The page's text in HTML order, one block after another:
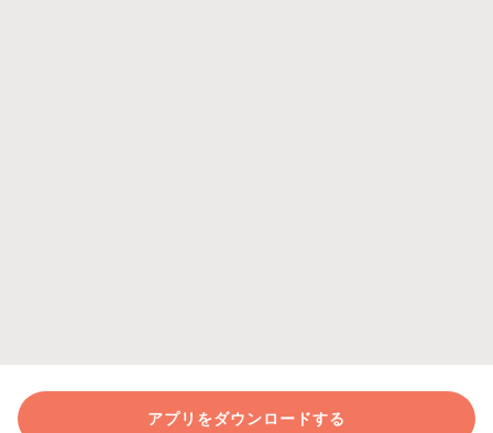
アプリをダウンロードする